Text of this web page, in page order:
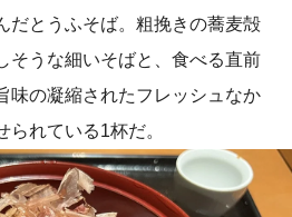
だとうふそば。粗挽きの蕎麦殻
そうな細いそばと、食べる直前
味の凝縮されたフレッシュなか
れている1杯だ。